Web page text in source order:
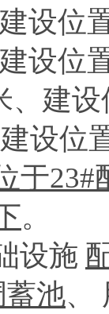
设位
设位
、建
设位
于23#
。
设施
池、